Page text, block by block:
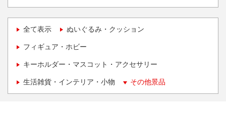
全て表示 ぬいぐるみ・クッション
フィギュア・ホビー
キーホルダー・マスコット・アクセサリー
生活雑貨・インテリア・小物 その他景品